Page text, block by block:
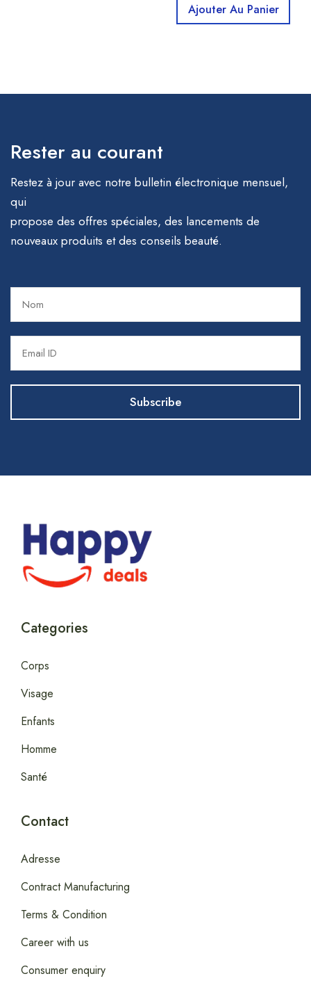
Ajouter Au Panier
Rester au courant
Restez à jour avec notre bulletin électronique mensuel,
qui
propose des offres spéciales, des lancements de
nouveaux produits et des conseils beauté.
Categories
Corps
Visage
Enfants
Homme
Santé
Contact
Adresse
Contract Manufacturing
Terms & Condition
Career with us
Consumer enquiry